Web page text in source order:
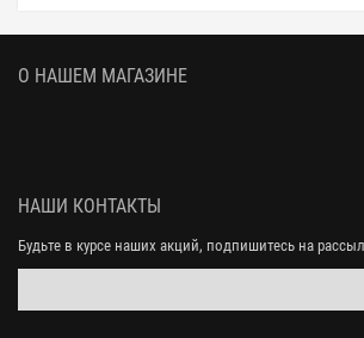
О НАШЕМ МАГАЗИНЕ
НАШИ КОНТАКТЫ
Будьте в курсе наших акций, подпишитесь на